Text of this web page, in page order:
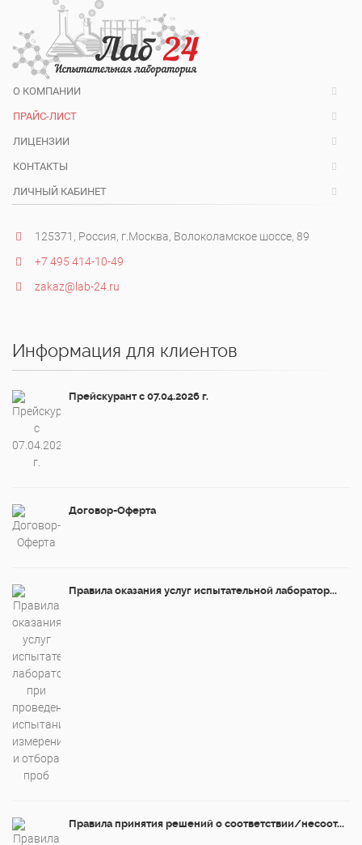
О КОМПАНИИ
ПРАЙС-ЛИСТ
ЛИЦЕНЗИИ
КОНТАКТЫ
ЛИЧНЫЙ КАБИНЕТ
125371, Россия, г.Москва, Волоколамское шоссе, 89
+7 495 414-10-49
zakaz@lab-24.ru
Информация для клиентов
Прейскурант с 07.04.2026 г.
Договор-Оферта
Правила оказания услуг испытательной лаборатор...
Правила принятия решений о соответствии/несоот...